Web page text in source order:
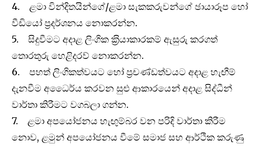
4. ළමා වින්දිතයින්ගේ/ළමා සැකකරුවන්ගේ ඡායාරූප හෝ
වීඩියෝ ප‍්‍රදර්ශනය නොකරන්න.
5. සිදුවීමට අදාළ ලිංගික ක‍්‍රියාකාරකම් ඇසුරු කරගත්
තොරතුරු හෙළිදරව් නොකරන්න.
6. පහත් ලිංගිකත්වයට හෝ ප‍්‍රචණ්ඩත්වයට අදාළ හැඟීම්
දැනවීම අධෛර්ය කරවන සුළු ආකාරයෙන් අදාළ සිද්ධීන්
වාර්තා කිරීමට වගබලා ගන්න.
7. ළමා අපයෝජනය හැඟුම්බර වන පරිදි වාර්තා කිරීම
නොව, ළමුන් අපයෝජනය වීමේ සමාජ සහ ආර්ථික කරුණු